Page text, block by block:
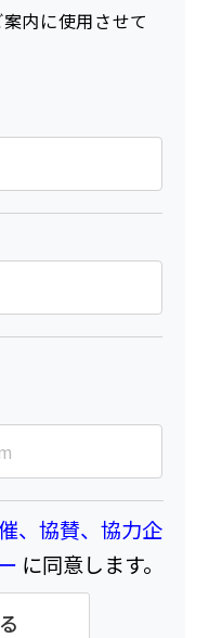
内に使用させて
、協賛、協力企
に同意します。